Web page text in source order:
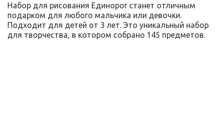
Набор для рисования Единорог станет отличным
подарком для любого мальчика или девочки.
Подходит для детей от 3 лет. Это уникальный набор
для творчества, в котором собрано 145 предметов.